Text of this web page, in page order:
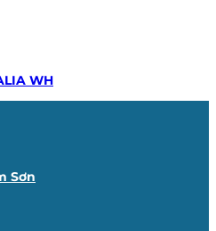
WH
Sơn